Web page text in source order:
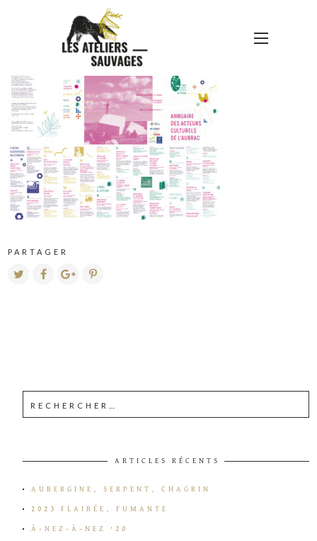
RECTO-01
PARTAGER
ARTICLES RÉCENTS
AUBERGINE, SERPENT, CHAGRIN
2023 FLAIRÉE, FUMANTE
À-NEZ-À-NEZ ’20